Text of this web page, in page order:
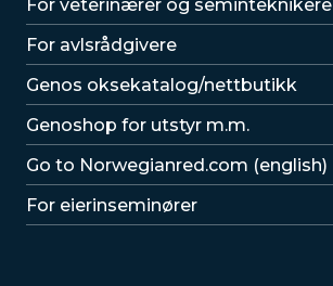
For veterinærer og seminteknikere
For avlsrådgivere
Lenker
Genos oksekatalog/nettbutikk
Genoshop for utstyr m.m.
Go to Norwegianred.com (english)
For eierinseminører